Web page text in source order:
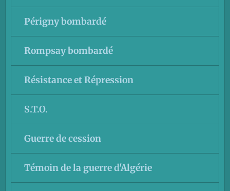
Périgny bombardé
Rompsay bombardé
Résistance et Répression
S.T.O.
Guerre de cession
Témoin de la guerre d'Algérie